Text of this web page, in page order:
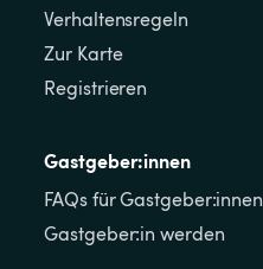
Verhaltensregeln
Zur Karte
Registrieren
Gastgeber:innen
FAQs für Gastgeber:innen
Gastgeber:in werden